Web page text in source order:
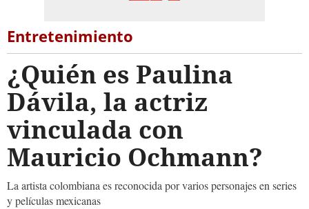
Entretenimiento
¿Quién es Paulina
Dávila, la actriz
vinculada con
Mauricio Ochmann?
La artista colombiana es reconocida por varios personajes en series
y películas mexicanas